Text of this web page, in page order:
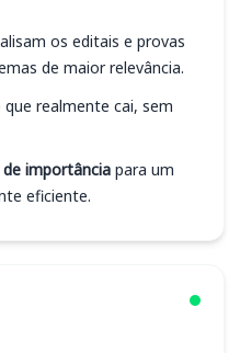
os editais e provas
de maior relevância.
que realmente cai, sem
importância para um
eficiente.